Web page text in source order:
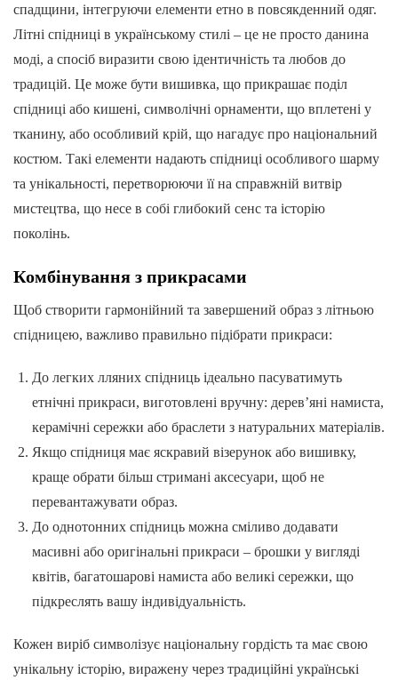
спадщини, інтегруючи елементи етно в повсякденний одяг.
Літні спідниці в українському стилі – це не просто данина
моді, а спосіб виразити свою ідентичність та любов до
традицій. Це може бути вишивка, що прикрашає поділ
спідниці або кишені, символічні орнаменти, що вплетені у
тканину, або особливий крій, що нагадує про національний
костюм. Такі елементи надають спідниці особливого шарму
та унікальності, перетворюючи її на справжній витвір
мистецтва, що несе в собі глибокий сенс та історію
поколінь.
Комбінування з прикрасами
Щоб створити гармонійний та завершений образ з літньою
спідницею, важливо правильно підібрати прикраси:
До легких лляних спідниць ідеально пасуватимуть
етнічні прикраси, виготовлені вручну: дерев’яні намиста,
керамічні сережки або браслети з натуральних матеріалів.
Якщо спідниця має яскравий візерунок або вишивку,
краще обрати більш стримані аксесуари, щоб не
перевантажувати образ.
До однотонних спідниць можна сміливо додавати
масивні або оригінальні прикраси – брошки у вигляді
квітів, багатошарові намиста або великі сережки, що
підкреслять вашу індивідуальність.
Кожен виріб символізує національну гордість та має свою
унікальну історію, виражену через традиційні українські